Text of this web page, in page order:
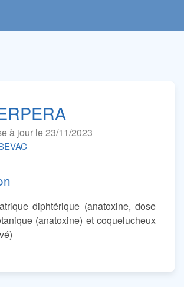
à jour le 23/11/2023
diphtérique (anatoxine, dose
(anatoxine) et coquelucheux